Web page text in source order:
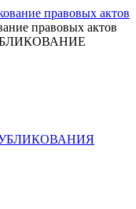
правовых актов